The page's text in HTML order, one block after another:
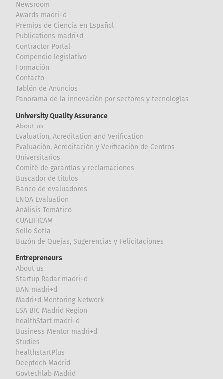
Newsroom
Awards madri+d
Premios de Ciencia en Español
Publications madri+d
Contractor Portal
Compendio legislativo
Formación
Contacto
Tablón de Anuncios
Panorama de la innovación por sectores y tecnologías
University Quality Assurance
About us
Evaluation, Acreditation and Verification
Evaluación, Acreditación y Verificación de Centros
Universitarios
Comité de garantías y reclamaciones
Buscador de títulos
Banco de evaluadores
ENQA Evaluation
Análisis Temático
CUALIFICAM
Sello Sofía
Buzón de Quejas, Sugerencias y Felicitaciones
Entrepreneurs
About us
Startup Radar madri+d
BAN madri+d
Madri+d Mentoring Network
ESA BIC Madrid Region
healthStart madri+d
Business Mentor madri+d
Studies
healthstartPlus
Deeptech Madrid
Govtechlab Madrid